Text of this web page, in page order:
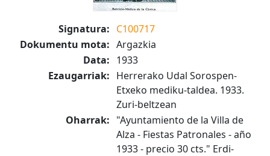
Signatura: C100717
Dokumentu mota: Argazkia
Data: 1933
Ezaugarriak: Herrerako Udal Sorospen-
Etxeko mediku-taldea. 1933.
Zuri-beltzean
Oharrak: "Ayuntamiento de la Villa de
Alza - Fiestas Patronales - año
1933 - precio 30 cts." Erdi-